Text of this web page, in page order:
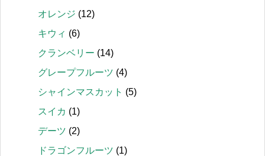
オレンジ (12)
キウィ (6)
クランベリー (14)
グレープフルーツ (4)
シャインマスカット (5)
スイカ (1)
デーツ (2)
ドラゴンフルーツ (1)